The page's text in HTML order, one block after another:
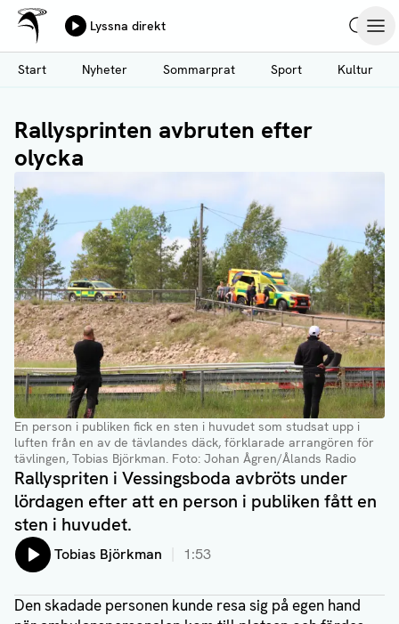
Hoppa
till
huvudinnehåll
Ålands Radio & TV
Lyssna direkt
Start
Nyheter Sommarprat Sport Kultur
Rallysprinten avbruten efter
olycka
En person i publiken fick en sten i huvudet som studsat upp i
luften från en av de tävlandes däck, förklarade arrangören för
tävlingen, Tobias Björkman. Foto: Johan Ågren/Ålands Radio
Rallyspriten i Vessingsboda avbröts under
lördagen efter att en person i publiken fått en
sten i huvudet.
Lyssna på:
Tobias Björkman 1:53
Den skadade personen kunde resa sig på egen hand